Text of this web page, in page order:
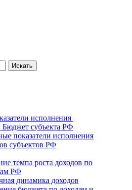
исполнения
Бюджет субъекта РФ
показатели исполнения
субъектов РФ
темпа роста доходов по
РФ
динамика доходов